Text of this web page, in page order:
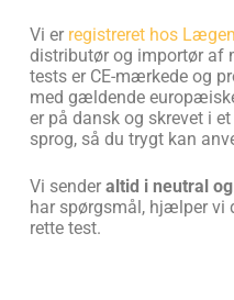
Vi erregistreret hos
distributør og importør af
tests er CE-mærkede og
med gældende
er på dansk og skrevet i
sprog, så du trygt kan
Vi sender altid i neutral
har spørgsmål, hjælper vi
rette test.